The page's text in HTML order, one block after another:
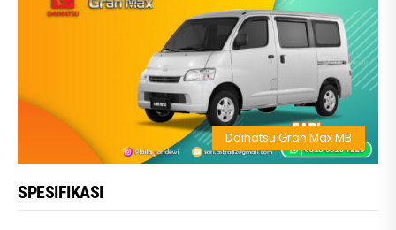
Daihatsu Gran Max MB
SPESIFIKASI